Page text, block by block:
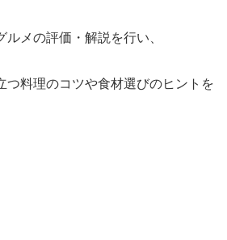
メの評価・解説を行い、
つ料理のコツや食材選びのヒントを